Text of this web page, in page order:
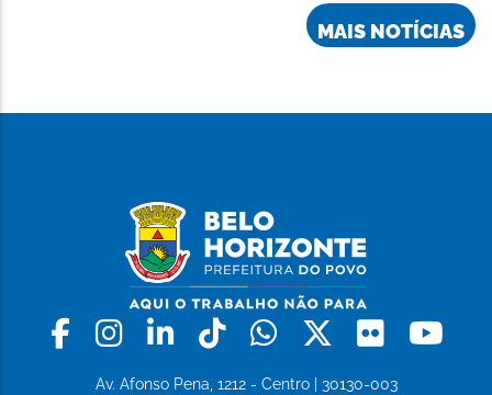
MAIS NOTÍCIAS
Facebook
Instagram
LinkedinTiktokWhatsapp
X Flickr
Av. Afonso Pena, 1212 - Centro | 30130-003